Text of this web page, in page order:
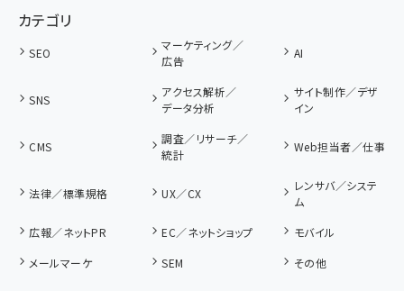
カテゴリ
SEO
マーケティング／
広告
AI
SNS
アクセス解析／
データ分析
サイト制作／デザ
イン
CMS
調査／リサーチ／
統計
Web担当者／仕事
法律／標準規格 UX／CX
レンサバ／システ
ム
広報／ネットPR
EC／ネットショップ
モバイル
メールマーケ
SEM その他